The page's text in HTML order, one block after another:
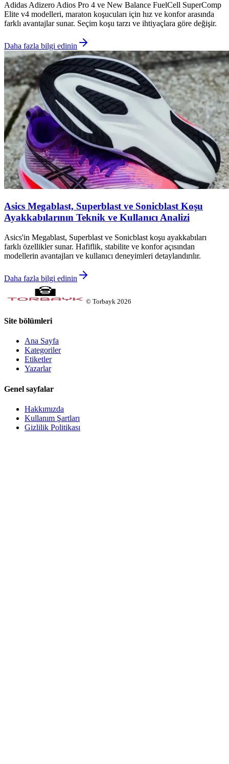
Adidas Adizero Adios Pro 4 ve New Balance FuelCell SuperComp
Elite v4 modelleri, maraton koşucuları için hız ve konfor arasında
farklı avantajlar sunar. Seçim koşu tarzı ve ihtiyaçlara göre değişir.
Daha fazla bilgi edinin
Asics Megablast, Superblast ve Sonicblast Koşu
Ayakkabılarının Teknik ve Kullanıcı Analizi
Asics'in Megablast, Superblast ve Sonicblast koşu ayakkabıları
farklı özellikler sunar. Hafiflik, stabilite ve konfor açısından
modellerin avantajları ve kullanıcı deneyimleri detaylandırılır.
Daha fazla bilgi edinin
© Torbayk 2026
Site bölümleri
Ana Sayfa
Kategoriler
Etiketler
Yazarlar
Genel sayfalar
Hakkımızda
Kullanım Şartları
Gizlilik Politikası